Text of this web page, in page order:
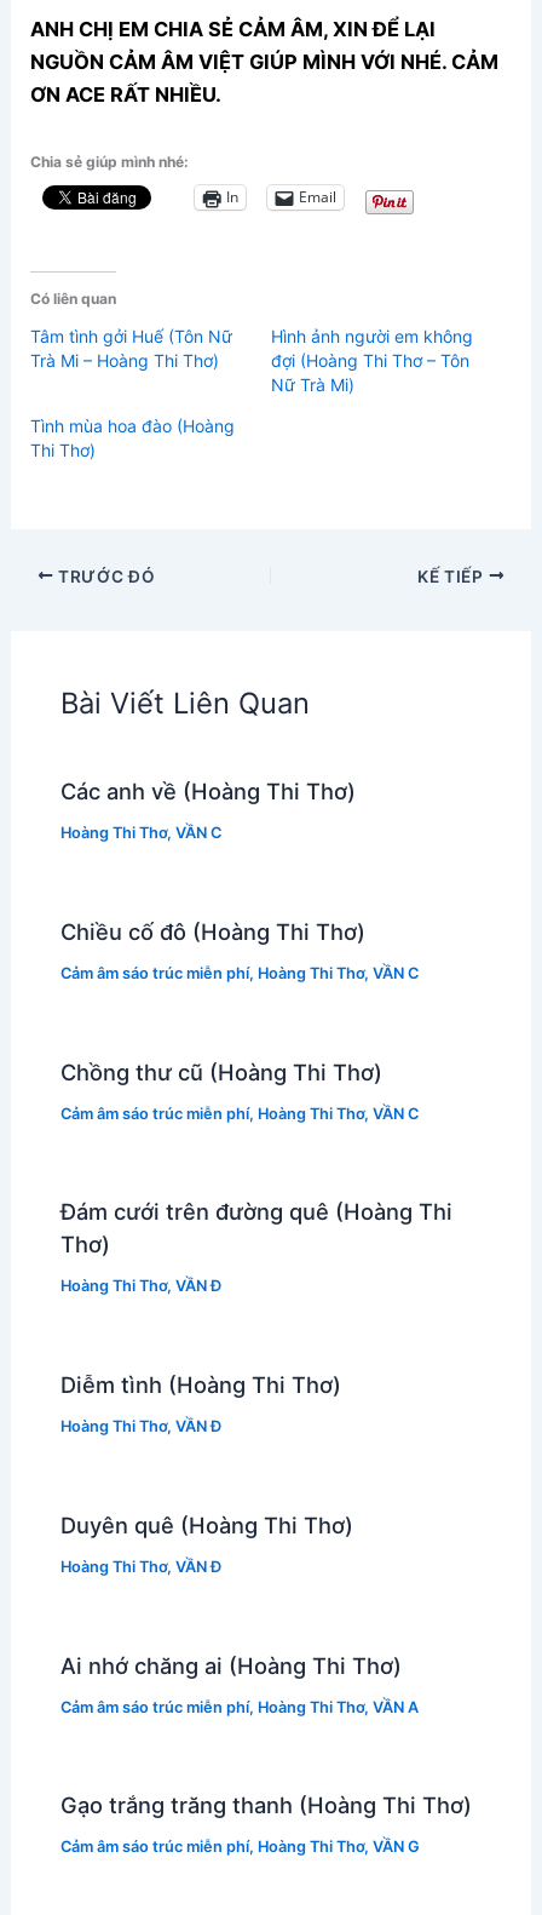
ANH CHỊ EM CHIA SẺ CẢM ÂM, XIN ĐỂ LẠI
NGUỒN CẢM ÂM VIỆT GIÚP MÌNH VỚI NHÉ. CẢM
ƠN ACE RẤT NHIỀU.
Chia sẻ giúp mình nhé:
In Email
Có liên quan
Tâm tình gởi Huế (Tôn Nữ
Trà Mi – Hoàng Thi Thơ)
Hình ảnh người em không
đợi (Hoàng Thi Thơ – Tôn
Nữ Trà Mi)
Tình mùa hoa đào (Hoàng
Thi Thơ)
TRƯỚC ĐÓ KẾ TIẾP
Bài Viết Liên Quan
Các anh về (Hoàng Thi Thơ)
Hoàng Thi Thơ, VẦN C
Chiều cố đô (Hoàng Thi Thơ)
Cảm âm sáo trúc miễn phí, Hoàng Thi Thơ, VẦN C
Chồng thư cũ (Hoàng Thi Thơ)
Cảm âm sáo trúc miễn phí, Hoàng Thi Thơ, VẦN C
Đám cưới trên đường quê (Hoàng Thi
Thơ)
Hoàng Thi Thơ, VẦN Đ
Diễm tình (Hoàng Thi Thơ)
Hoàng Thi Thơ, VẦN Đ
Duyên quê (Hoàng Thi Thơ)
Hoàng Thi Thơ, VẦN Đ
Ai nhớ chăng ai (Hoàng Thi Thơ)
Cảm âm sáo trúc miễn phí, Hoàng Thi Thơ, VẦN A
Gạo trắng trăng thanh (Hoàng Thi Thơ)
Cảm âm sáo trúc miễn phí, Hoàng Thi Thơ, VẦN G